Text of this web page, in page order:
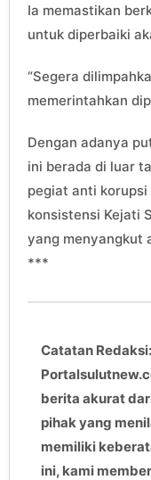
Ia memastikan
untuk diperbaiki
“Segera
memerintahkan
Dengan adanya
ini berada di luar
pegiat anti
konsistensi Kejati
yang menyangkut
***
Catatan
berita akurat
pihak yang
memiliki
ini, kami